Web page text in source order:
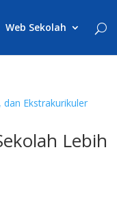
Web Sekolah
Lebih